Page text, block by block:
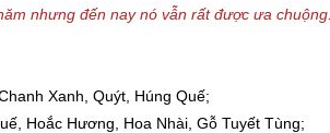
nhưng đến nay nó vẫn rất được ưa chuộng.
Xanh, Quýt, Húng Quế;
Hoắc Hương, Hoa Nhài, Gỗ Tuyết Tùng;